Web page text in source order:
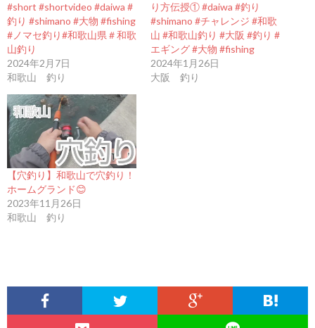
#short #shortvideo #daiwa #
釣り #shimano #大物 #fishing
#ノマセ釣り#和歌山県＃和歌
山釣り
2024年2月7日
和歌山 釣り
り方伝授① #daiwa #釣り
#shimano #チャレンジ #和歌
山 #和歌山釣り #大阪 #釣り #
エギング #大物 #fishing
2024年1月26日
大阪 釣り
【穴釣り】和歌山で穴釣り！
ホームグランド😊
2023年11月26日
和歌山 釣り